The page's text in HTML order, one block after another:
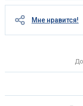
Мне нравится!